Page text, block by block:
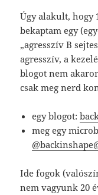
Úgy alakult, hogy
bekaptam egy
„agresszív B
agresszív, a
blogot nem
csak meg nerd
egy blogot:
meg egy
Ide fogok
nem vagyunk 20